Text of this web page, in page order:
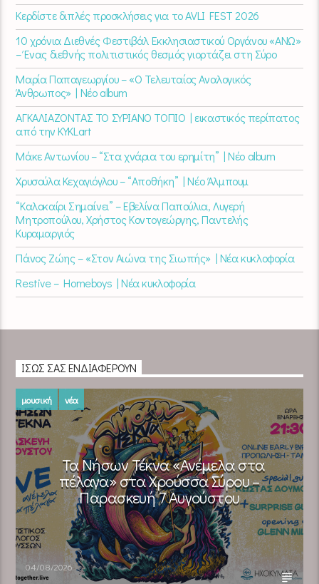
Κερδίστε διπλές προσκλήσεις για το AVLI FEST 2026
10 χρόνια Διεθνές Φεστιβάλ Εκκλησιαστικού Οργάνου «ΑΝΩ»
– Ένας διεθνής πολιτιστικός θεσμός γιορτάζει στη Σύρο​
Μαρία Παπαγεωργίου – «Ο Τελευταίος Αναλογικός
Άνθρωπος» | Νέο album
ΑΓΚΑΛΙΑΖΟΝΤΑΣ ΤΟ ΣΥΡΙΑΝΟ ΤΟΠΙΟ | εικαστικός περίπατος
από την KYKLart
Μάκε Αντωνίου – “Στα χνάρια του ερημίτη” | Νέο album
Χρυσούλα Κεχαγιόγλου – “Αποθήκη” | Νέο Άλμπουμ
“Καλοκαίρι Σημαίνει” – Εβελίνα Παπούλια, Λυγερή
Μητροπούλου, Χρήστος Κοντογεώργης, Παντελής
Κυραμαργιός
Πάνος Ζώης – «Στον Αιώνα της Σιωπής» | Νέα κυκλοφορία
Restive – Homeboys | Νέα κυκλοφορία
ΊΣΩΣ ΣΑΣ ΕΝΔΙΑΦΈΡΟΥΝ
μουσική νέα
Τα Νήσων Τέκνα «Ανέμελα στα
πέλαγα» στα Χρούσσα Σύρου –
Παρασκευή 7 Αυγούστου
04/08/2026